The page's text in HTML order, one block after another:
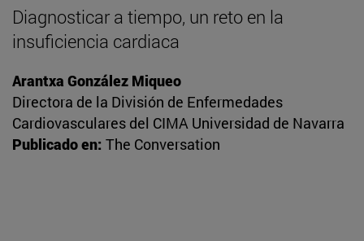
Diagnosticar a tiempo, un reto en la
insuficiencia cardiaca
Arantxa González Miqueo
Directora de la División de Enfermedades
Cardiovasculares del CIMA Universidad de Navarra
Publicado en: The Conversation